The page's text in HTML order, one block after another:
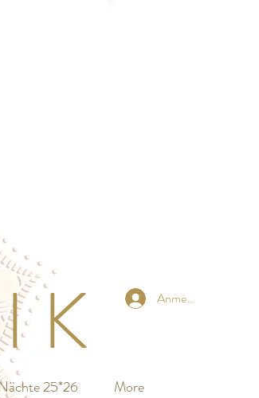
K Anmelden
25*26 More